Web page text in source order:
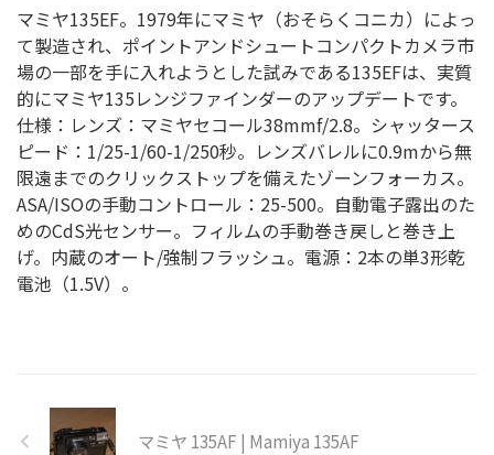
マミヤ135EF。1979年にマミヤ（おそらくコニカ）によっ
て製造され、ポイントアンドシュートコンパクトカメラ市
場の一部を手に入れようとした試みである135EFは、実質
的にマミヤ135レンジファインダーのアップデートです。
仕様：レンズ：マミヤセコール38mmf/2.8。シャッタース
ピード：1/25-1/60-1/250秒。レンズバレルに0.9mから無
限遠までのクリックストップを備えたゾーンフォーカス。
ASA/ISOの手動コントロール：25-500。自動電子露出のた
めのCdS光センサー。フィルムの手動巻き戻しと巻き上
げ。内蔵のオート/強制フラッシュ。電源：2本の単3形乾
電池（1.5V）。
マミヤ 135AF | Mamiya 135AF